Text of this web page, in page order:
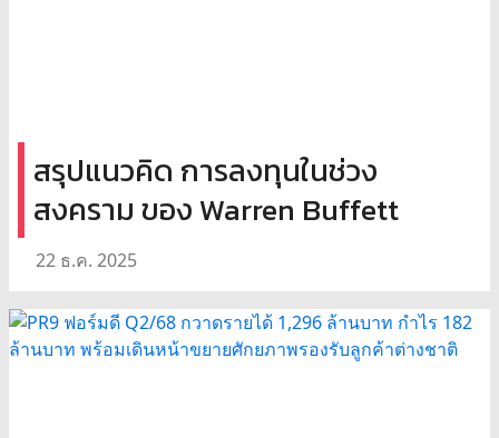
สรุปแนวคิด การลงทุนในช่วง
สงคราม ของ Warren Buffett
22 ธ.ค. 2025